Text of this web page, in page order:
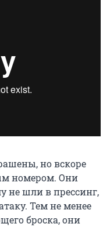
но вскоре
номером. Они
не шли в прессинг,
Тем не менее
броска, они